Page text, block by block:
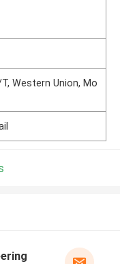
Western Union, Mo